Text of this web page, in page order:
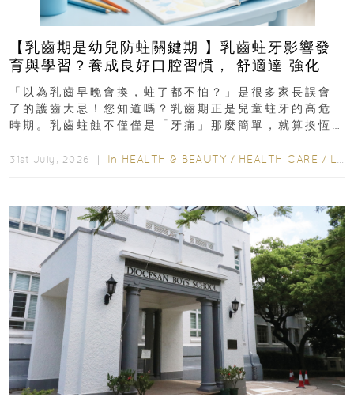
【乳齒期是幼兒防蛀關鍵期 】乳齒蛀牙影響發
育與學習？養成良好口腔習慣， 舒適達 強化琺
瑯質 兒童牙膏防護指南
「以為乳齒早晚會換，蛀了都不怕？」是很多家長誤會
了的護齒大忌！您知道嗎？乳齒期正是兒童蛀牙的高危
時期。乳齒蛀蝕不僅僅是「牙痛」那麼簡單，就算換恆
31st July, 2026 ｜ In HEALTH & BEAUTY / HEALTH CARE / LIFESTYLE